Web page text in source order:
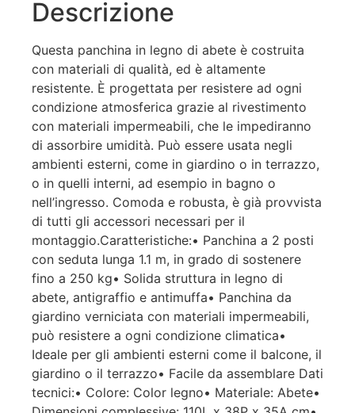
Descrizione
Questa panchina in legno di abete è costruita
con materiali di qualità, ed è altamente
resistente. È progettata per resistere ad ogni
condizione atmosferica grazie al rivestimento
con materiali impermeabili, che le impediranno
di assorbire umidità. Può essere usata negli
ambienti esterni, come in giardino o in terrazzo,
o in quelli interni, ad esempio in bagno o
nell’ingresso. Comoda e robusta, è già provvista
di tutti gli accessori necessari per il
montaggio.Caratteristiche:• Panchina a 2 posti
con seduta lunga 1.1 m, in grado di sostenere
fino a 250 kg• Solida struttura in legno di
abete, antigraffio e antimuffa• Panchina da
giardino verniciata con materiali impermeabili,
può resistere a ogni condizione climatica•
Ideale per gli ambienti esterni come il balcone, il
giardino o il terrazzo• Facile da assemblare Dati
tecnici:• Colore: Color legno• Materiale: Abete•